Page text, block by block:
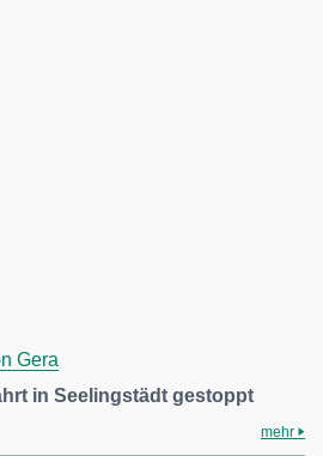
Gera
in Seelingstädt gestoppt
mehr